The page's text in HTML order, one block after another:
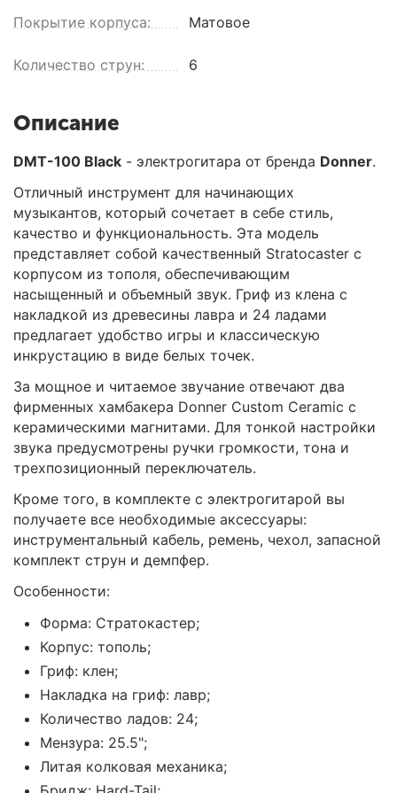
Покрытие корпуса: Матовое
Количество струн: 6
Описание
DMT-100 Black - электрогитара от бренда Donner.
Отличный инструмент для начинающих
музыкантов, который сочетает в себе стиль,
качество и функциональность. Эта модель
представляет собой качественный Stratocaster с
корпусом из тополя, обеспечивающим
насыщенный и объемный звук. Гриф из клена с
накладкой из древесины лавра и 24 ладами
предлагает удобство игры и классическую
инкрустацию в виде белых точек.
За мощное и читаемое звучание отвечают два
фирменных хамбакера Donner Custom Ceramic с
керамическими магнитами. Для тонкой настройки
звука предусмотрены ручки громкости, тона и
трехпозиционный переключатель.
Кроме того, в комплекте с электрогитарой вы
получаете все необходимые аксессуары:
инструментальный кабель, ремень, чехол, запасной
комплект струн и демпфер.
Особенности:
Форма: Стратокастер;
Корпус: тополь;
Гриф: клен;
Накладка на гриф: лавр;
Количество ладов: 24;
Мензура: 25.5";
Литая колковая механика;